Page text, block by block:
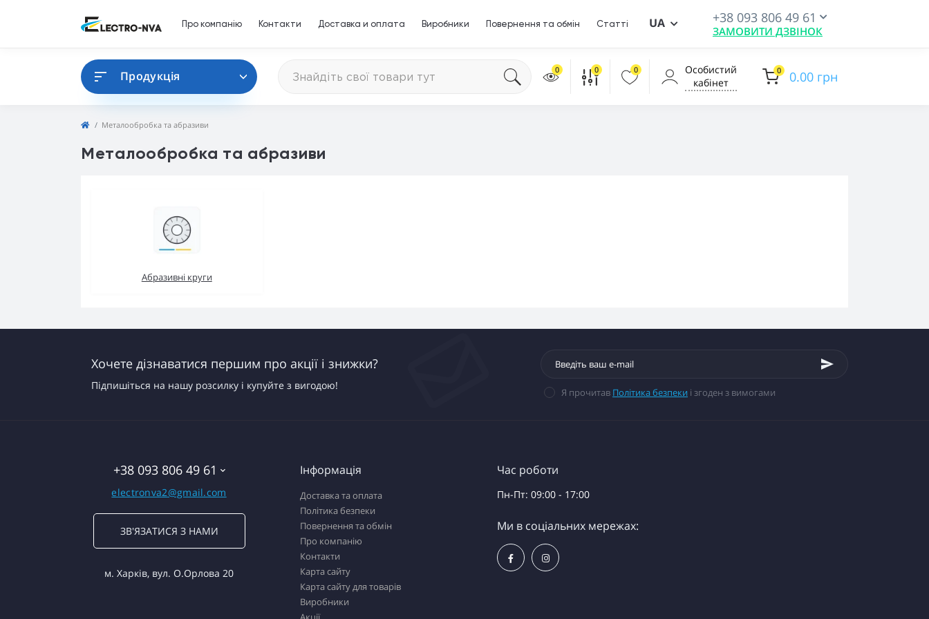
Про компанію Контакти Доставка и оплата Виробники Повернення та обмін Статті UA +38 093 806 49 61
ЗАМОВИТИ ДЗВІНОК
Продукція 0 0 0
Особистий
кабінет
0 0.00 грн
Металообробка та абразиви
Металообробка та абразиви
Абразивні круги
Хочете дізнаватися першим про акції і знижки?
Підпишіться на нашу розсилку і купуйте з вигодою!
Я прочитав Політика безпеки і згоден з вимогами
+38 093 806 49 61
electronva2@gmail.com
ЗВ'ЯЗАТИСЯ З НАМИ
м. Харків, вул. О.Орлова 20
Інформація
Доставка та оплата
Політика безпеки
Повернення та обмін
Про компанію
Контакти
Карта сайту
Карта сайту для товарів
Виробники
Час роботи
Пн-Пт: 09:00 - 17:00
Ми в соціальних мережах: